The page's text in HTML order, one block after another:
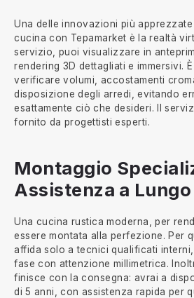
Una delle innovazioni più
cucina con Tepamarket è la realtà
servizio, puoi visualizzare in
rendering 3D dettagliati e immersivi.
verificare volumi, accostamenti
disposizione degli arredi, evitando
esattamente ciò che desideri. Il
fornito da progettisti esperti.
Montaggio
Assistenza a
Una cucina rustica moderna, per
essere montata alla perfezione. Per
affida solo a tecnici qualificati
fase con attenzione millimetrica.
finisce con la consegna: avrai a
di 5 anni, con assistenza rapida per